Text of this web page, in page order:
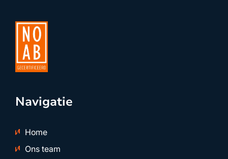
Navigatie
Home
Ons team